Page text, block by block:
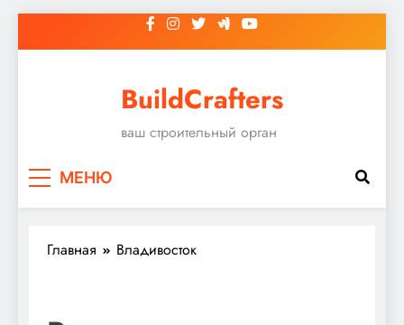
к
BuildCrafters
ваш строительный орган
МЕНЮ
Главная Владивосток